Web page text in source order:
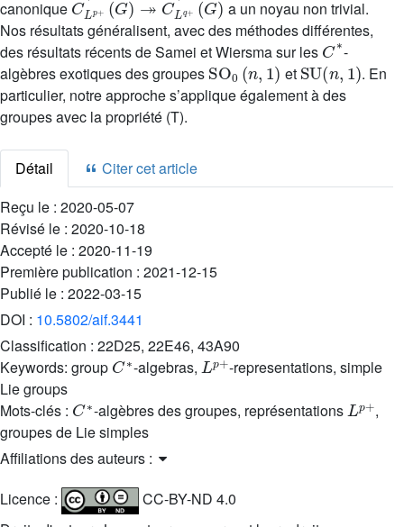
canonique
a un noyau non trivial.
Nos résultats généralisent, avec des méthodes différentes,
des résultats récents de Samei et Wiersma sur les
C*
-
algèbres exotiques des groupes
SO0(n,1)
et
SU(n ,1 )
. En
particulier, notre approche s’applique également à des
groupes avec la propriété (T).
Détail
Citer cet article
Reçu le : 2020-05-07
Révisé le : 2020-10-18
Accepté le : 2020-11-19
Première publication : 2021-12-15
Publié le : 2022-03-15
DOI : 10.5802/aif.3441
Classification : 22D25, 22E46, 43A90
Keywords: group
C∗
-algebras,
Lp+
-representations, simple
Lie groups
Mots-clés :
-algèbres des groupes, représentations
,
groupes de Lie simples
Affiliations des auteurs :
Licence :
CC-BY-ND 4.0